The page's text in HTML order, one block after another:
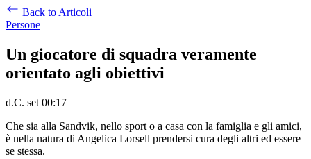
Back to Articoli
Persone
Un giocatore di squadra veramente
orientato agli obiettivi
d.C. set 00:17
Che sia alla Sandvik, nello sport o a casa con la famiglia e gli amici,
è nella natura di Angelica Lorsell prendersi cura degli altri ed essere
se stessa.